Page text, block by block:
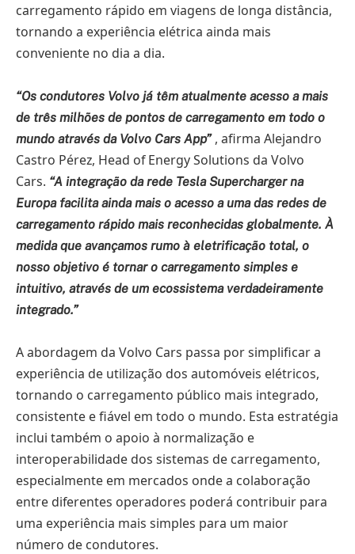
carregamento rápido em viagens de longa distância,
tornando a experiência elétrica ainda mais
conveniente no dia a dia.
“Os condutores Volvo já têm atualmente acesso a mais
de três milhões de pontos de carregamento em todo o
mundo através da Volvo Cars App” , afirma Alejandro
Castro Pérez, Head of Energy Solutions da Volvo
Cars. “A integração da rede Tesla Supercharger na
Europa facilita ainda mais o acesso a uma das redes de
carregamento rápido mais reconhecidas globalmente. À
medida que avançamos rumo à eletrificação total, o
nosso objetivo é tornar o carregamento simples e
intuitivo, através de um ecossistema verdadeiramente
integrado.”
A abordagem da Volvo Cars passa por simplificar a
experiência de utilização dos automóveis elétricos,
tornando o carregamento público mais integrado,
consistente e fiável em todo o mundo. Esta estratégia
inclui também o apoio à normalização e
interoperabilidade dos sistemas de carregamento,
especialmente em mercados onde a colaboração
entre diferentes operadores poderá contribuir para
uma experiência mais simples para um maior
número de condutores.